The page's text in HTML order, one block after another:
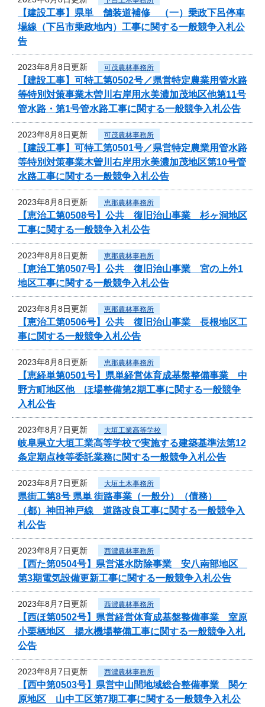
【建設工事】県単 舗装道補修 （一）乗政下呂停車
場線（下呂市乗政地内）工事に関する一般競争入札公
告
2023年8月8日更新 可茂農林事務所
【建設工事】可特工第0502号／県営特定農業用管水路
等特別対策事業木曽川右岸用水美濃加茂地区他第11号
管水路・第1号管水路工事に関する一般競争入札公告
2023年8月8日更新 可茂農林事務所
【建設工事】可特工第0501号／県営特定農業用管水路
等特別対策事業木曽川右岸用水美濃加茂地区第10号管
水路工事に関する一般競争入札公告
2023年8月8日更新 恵那農林事務所
【恵治工第0508号】公共 復旧治山事業 杉ヶ洞地区
工事に関する一般競争入札公告
2023年8月8日更新 恵那農林事務所
【恵治工第0507号】公共 復旧治山事業 宮の上外1
地区工事に関する一般競争入札公告
2023年8月8日更新 恵那農林事務所
【恵治工第0506号】公共 復旧治山事業 長根地区工
事に関する一般競争入札公告
2023年8月8日更新 恵那農林事務所
【恵経単第0501号】県単経営体育成基盤整備事業 中
野方町地区他 ほ場整備第2期工事に関する一般競争
入札公告
2023年8月7日更新 大垣工業高等学校
岐阜県立大垣工業高等学校で実施する建築基準法第12
条定期点検等委託業務に関する一般競争入札公告
2023年8月7日更新 大垣土木事務所
県街工第8号 県単 街路事業（一般分）（債務）
（都）神田神戸線 道路改良工事に関する一般競争入
札公告
2023年8月7日更新 西濃農林事務所
【西た第0504号】県営湛水防除事業 安八南部地区
第3期電気設備更新工事に関する一般競争入札公告
2023年8月7日更新 西濃農林事務所
【西ほ第0502号】県営経営体育成基盤整備事業 室原
小栗栖地区 揚水機場整備工事に関する一般競争入札
公告
2023年8月7日更新 西濃農林事務所
【西中第0503号】県営中山間地域総合整備事業 関ケ
原地区 山中工区第7期工事に関する一般競争入札公